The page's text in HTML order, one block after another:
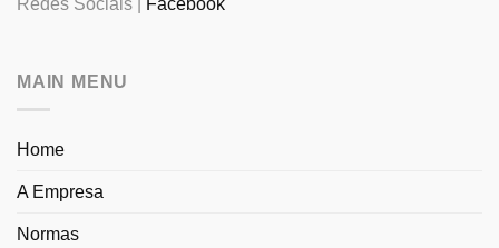
Redes Sociais | Facebook
MAIN MENU
Home
A Empresa
Normas